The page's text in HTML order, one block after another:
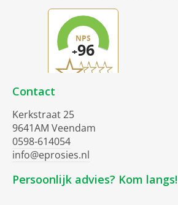
Contact
Kerkstraat 25
9641AM Veendam
0598-614054
info@eprosies.nl
Persoonlijk advies? Kom langs!